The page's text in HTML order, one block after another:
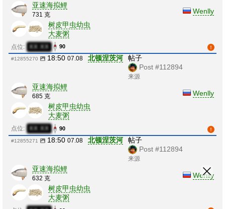
亚速海拟鲤
731 克
树皮甲虫幼虫
大麦粥
Wenlly
点位: XX:XX 90
#12855270 18:50 07.08 北顿涅茨河
帖子
Post #112894
来源
亚速海拟鲤
685 克
树皮甲虫幼虫
大麦粥
Wenlly
点位: XX:XX 90
#12855271 18:50 07.08 北顿涅茨河
帖子
Post #112894
来源
亚速海拟鲤
632 克
树皮甲虫幼虫
大麦粥
Wenlly